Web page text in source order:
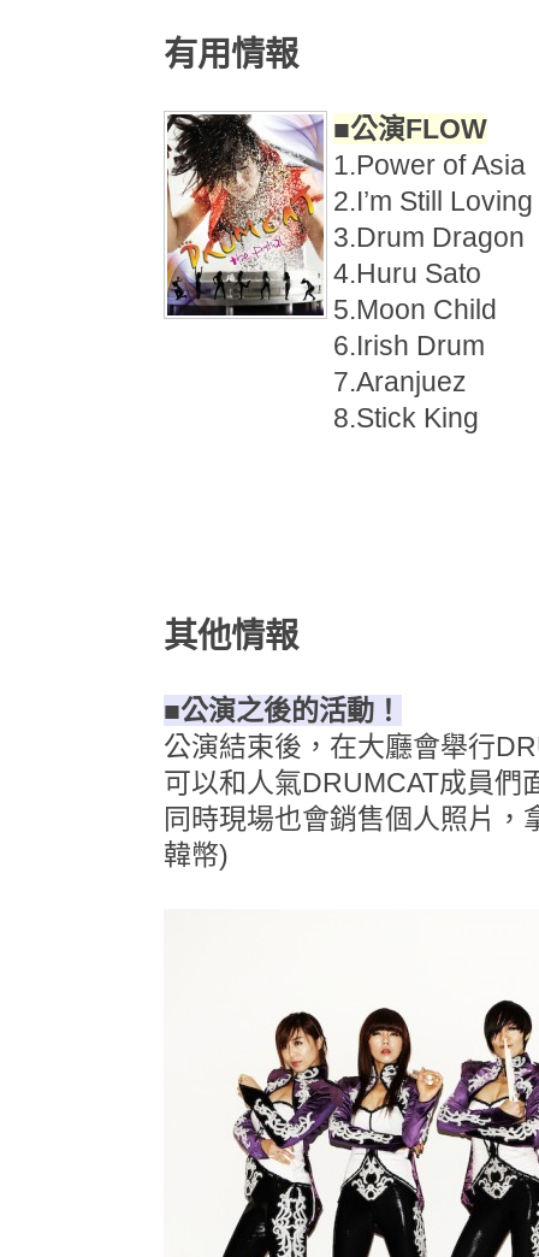
有用情報
■公演FLOW
1.Power of
2.I’m Still
3.Drum
4.Huru
5.Moon
6.Irish Drum
7.Aranjuez
8.Stick King
其他情報
■公演之後的活動！
公演結束後，在大廳會舉行
可以和人氣DRUMCAT成員們
同時現場也會銷售個人照片
韓幣)